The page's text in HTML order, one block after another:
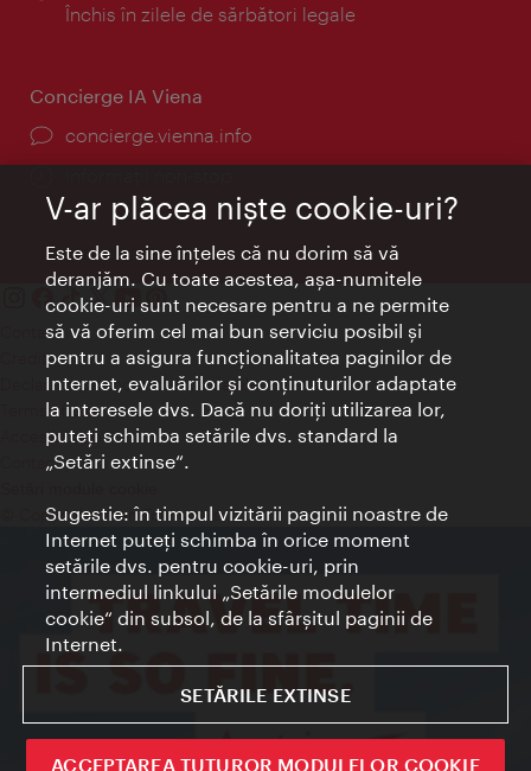
Închis în zilele de sărbători legale
Concierge IA Viena
concierge.vienna.info
Contact
Credits
Declaraţie privind protecţia datelor
Terms of Use
Accesibilitate
Contact presa
© Copyright Wien Tourismus
V-ar plăcea nişte cookie-uri?
Este de la sine înţeles că nu dorim să vă
deranjăm. Cu toate acestea, aşa-numitele
cookie-uri sunt necesare pentru a ne permite
să vă oferim cel mai bun serviciu posibil şi
pentru a asigura funcţionalitatea paginilor de
Internet, evaluărilor şi conţinuturilor adaptate
la interesele dvs. Dacă nu doriţi utilizarea lor,
puteţi schimba setările dvs. standard la
„Setări extinse“.
Sugestie: în timpul vizitării paginii noastre de
Internet puteţi schimba în orice moment
setările dvs. pentru cookie-uri, prin
intermediul linkului „Setările modulelor
cookie“ din subsol, de la sfârşitul paginii de
Internet.
SETĂRILE EXTINSE
ACCEPTAREA TUTUROR MODULELOR COOKIE